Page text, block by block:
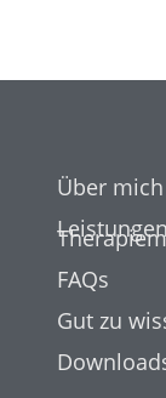
Über mich
FAQs
Gut zu